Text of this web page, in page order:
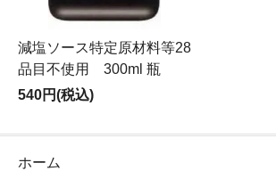
減塩ソース特定原材料等28
品目不使用 300ml 瓶
540円(税込)
ホーム